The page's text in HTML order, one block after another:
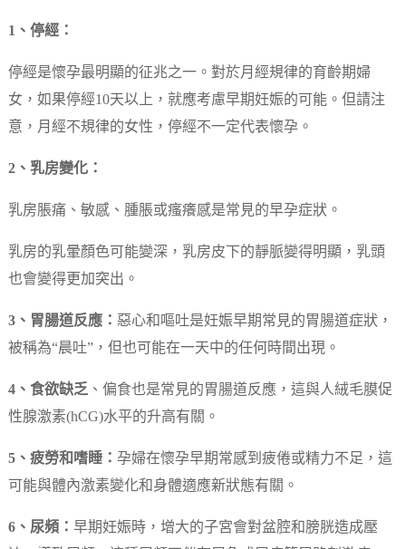
1、停經：
停經是懷孕最明顯的征兆之一。對於月經規律的育齡期婦
女，如果停經10天以上，就應考慮早期妊娠的可能。但請注
意，月經不規律的女性，停經不一定代表懷孕。
2、乳房變化：
乳房脹痛、敏感、腫脹或瘙癢感是常見的早孕症狀。
乳房的乳暈顏色可能變深，乳房皮下的靜脈變得明顯，乳頭
也會變得更加突出。
3、胃腸道反應： 惡心和嘔吐是妊娠早期常見的胃腸道症狀，
被稱為“晨吐”，但也可能在一天中的任何時間出現。
4、食欲缺乏、偏食也是常見的胃腸道反應，這與人絨毛膜促
性腺激素(hCG)水平的升高有關。
5、疲勞和嗜睡： 孕婦在懷孕早期常感到疲倦或精力不足，這
可能與體內激素變化和身體適應新狀態有關。
6、尿頻： 早期妊娠時，增大的子宮會對盆腔和膀胱造成壓